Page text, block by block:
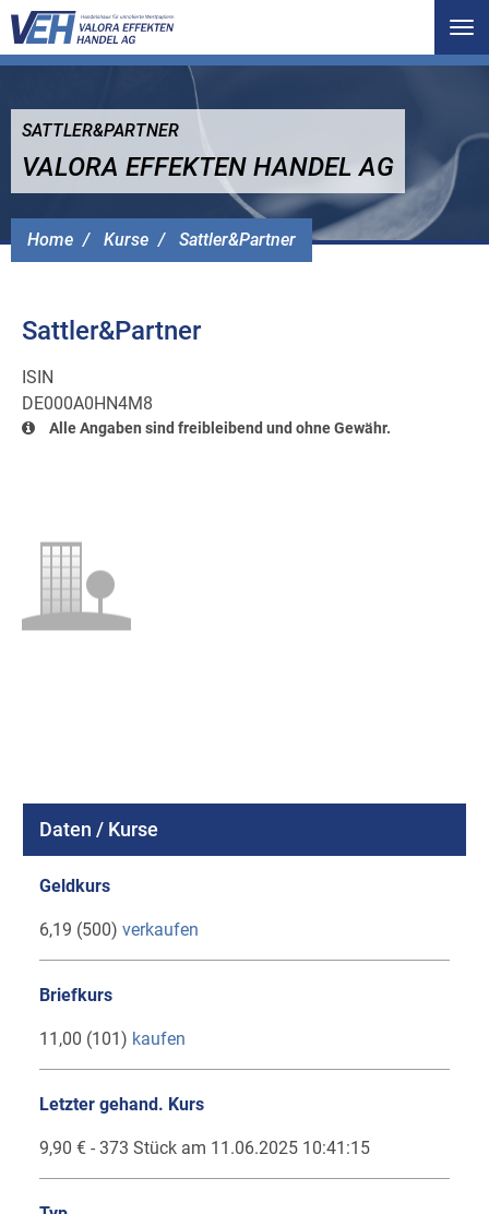
Home Kurse Sattler&Partner
SATTLER&PARTNER
VALORA EFFEKTEN HANDEL AG
Sattler&Partner
ISIN
DE000A0HN4M8
Alle Angaben sind freibleibend und ohne Gewähr.
Daten / Kurse
Geldkurs
6,19 (500) verkaufen
Briefkurs
11,00 (101) kaufen
Letzter gehand. Kurs
9,90 € - 373 Stück am 11.06.2025 10:41:15